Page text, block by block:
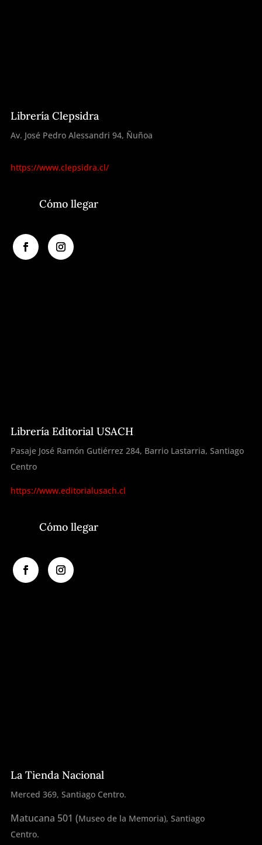
Librería Clepsidra
Av. José Pedro Alessandri 94, Ñuñoa
https://www.clepsidra.cl/
Cómo llegar
Librería Editorial USACH
Pasaje José Ramón Gutiérrez 284, Barrio Lastarria, Santiago
Centro
https://www.editorialusach.cl
Cómo llegar
La Tienda Nacional
Merced 369, Santiago Centro.
Matucana 501 (Museo de la Memoria), Santiago
Centro.